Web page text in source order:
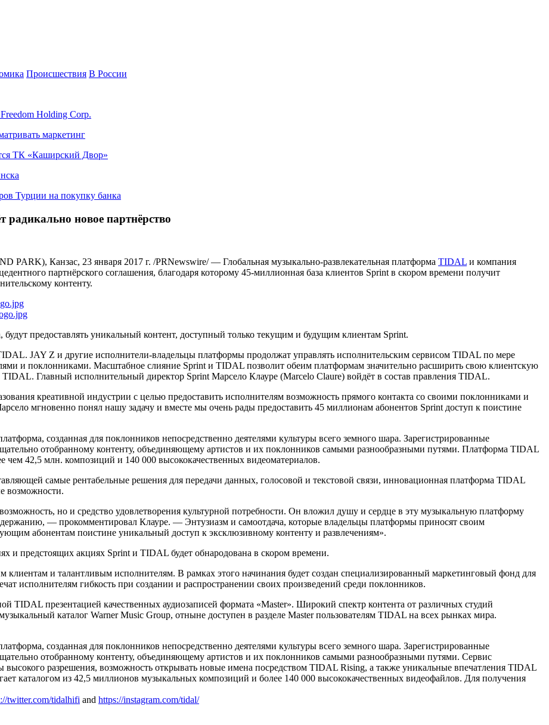
Происшествия В России
Holding Corp.
маркетинг
ТК «Каширский Двор»
Турции на покупку банка
радикально новое партнёрство
Канзас, 23 января 2017 г. /PRNewswire/ — Глобальная музыкально-развлекательная платформа TIDAL и компания
партнёрского соглашения, благодаря которому 45-миллионная база клиентов Sprint в скором времени получит
контенту.
предоставлять уникальный контент, доступный только текущим и будущим клиентам Sprint.
JAY Z и другие исполнители-владельцы платформы продолжат управлять исполнительским сервисом TIDAL по мере
и поклонниками. Масштабное слияние Sprint и TIDAL позволит обеим платформам значительно расширить свою клиентскую
Главный исполнительный директор Sprint Марсело Клауре (Marcelo Claure) войдёт в состав правления TIDAL.
креативной индустрии с целью предоставить исполнителям возможность прямого контакта со своими поклонниками и
мгновенно понял нашу задачу и вместе мы очень рады предоставить 45 миллионам абонентов Sprint доступ к поистине
созданная для поклонников непосредственно деятелями культуры всего земного шара. Зарегистрированные
отобранному контенту, объединяющему артистов и их поклонников самыми разнообразными путями. Платформа TIDAL
чем 42,5 млн. композиций и 140 000 высококачественных видеоматериалов.
самые рентабельные решения для передачи данных, голосовой и текстовой связи, инновационная платформа TIDAL
возможности.
но и средство удовлетворения культурной потребности. Он вложил душу и сердце в эту музыкальную платформу
— прокомментировал Клауре. — Энтузиазм и самоотдача, которые владельцы платформы приносят своим
абонентам поистине уникальный доступ к эксклюзивному контенту и развлечениям».
и предстоящих акциях Sprint и TIDAL будет обнародована в скором времени.
клиентам и талантливым исполнителям. В рамках этого начинания будет создан специализированный маркетинговый фонд для
исполнителям гибкость при создании и распространении своих произведений среди поклонников.
TIDAL презентацией качественных аудиозаписей формата «Master». Широкий спектр контента от различных студий
каталог Warner Music Group, отныне доступен в разделе Master пользователям TIDAL на всех рынках мира.
созданная для поклонников непосредственно деятелями культуры всего земного шара. Зарегистрированные
отобранному контенту, объединяющему артистов и их поклонников самыми разнообразными путями. Сервис
высокого разрешения, возможность открывать новые имена посредством TIDAL Rising, а также уникальные впечатления TIDAL
каталогом из 42,5 миллионов музыкальных композиций и более 140 000 высококачественных видеофайлов. Для получения
twitter.com/tidalhifi and https://instagram.com/tidal/